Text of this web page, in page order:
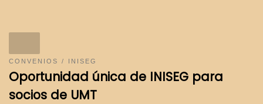
CONVENIOS INISEG
Oportunidad única de INISEG para
socios de UMT